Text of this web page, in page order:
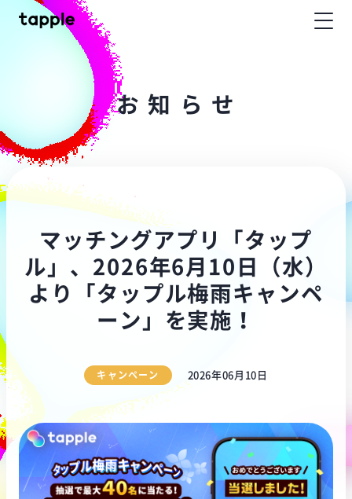
お 知 ら せ
マッチングアプリ「タップ
ル」、2026年6月10日（水）
より「タップル梅雨キャンペ
ーン」を実施！
キャンペーン 2026年06月10日